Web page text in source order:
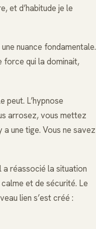
et d’habitude je le
une nuance fondamentale.
force qui la dominait,
peut. L’hypnose
arrosez, vous mettez
une tige. Vous ne savez
a réassocié la situation
calme et de sécurité. Le
lien s’est créé :